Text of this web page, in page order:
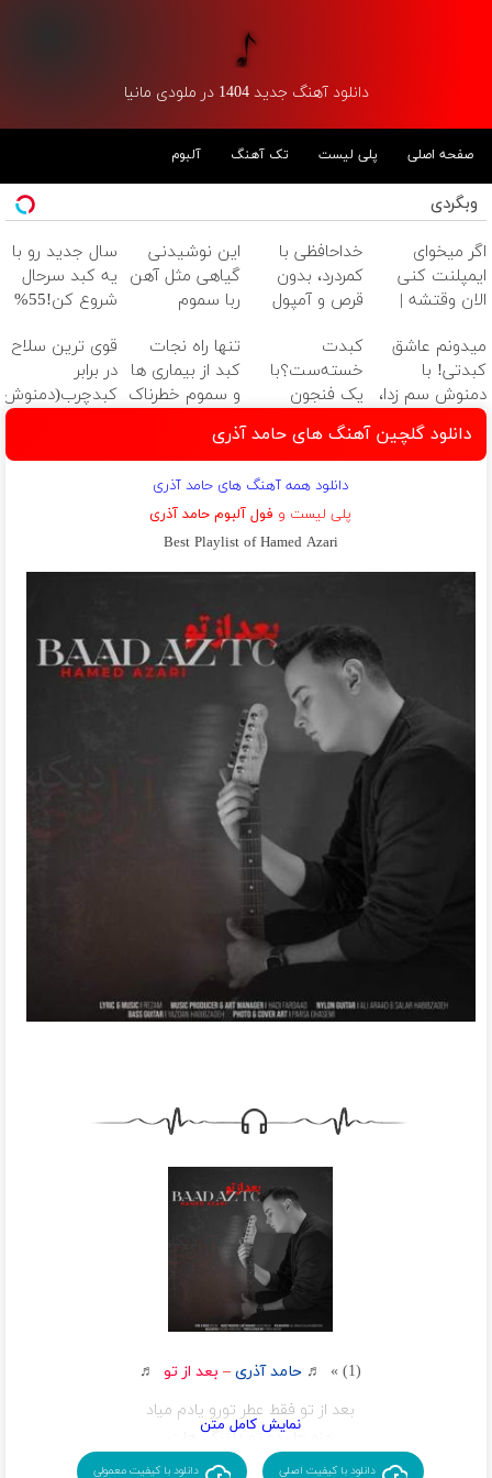
دانلود آهنگ جدید 1404 در ملودی مانیا
صفحه اصلی پلی لیست تک آهنگ آلبوم
وبگردی
اگر میخوای
ایمپلنت کنی
الان وقتشه |
میلیون تومان!!!
خداحافظی با
کمردرد، بدون
قرص و آمپول
این نوشیدنی
گیاهی مثل آهن
ربا سموم
می کند
سال جدید رو با
یه کبد سرحال
شروع کن!55%
امشب
میدونم عاشق
کبدتی! با
دمنوش سم زدا،
سلامتیشو
تضمین کن
55% تخفیف
کبدت
خسته‌ست؟با
یک فنجون
دمنوش گیاهی
پاکسازیش کن
تنها راه نجات
کبد از بیماری ها
و سموم خطرناک
قوی ترین سلاح
در برابر
کبدچرب(دمنوش
دانلود گلچین آهنگ های حامد آذری
دانلود همه آهنگ های حامد آذری
پلی لیست و فول آلبوم حامد آذری
Best Playlist of Hamed Azari
(1) » ♬ حامد آذری – بعد از تو
♬
بعد از تو فقط عطر تورو یادم میاد
منو جا بده تو دلتنگی هات
دلم چشمای مشکیت رو میخواد
دانلود با کیفیت اصلی دانلود با کیفیت معمولی